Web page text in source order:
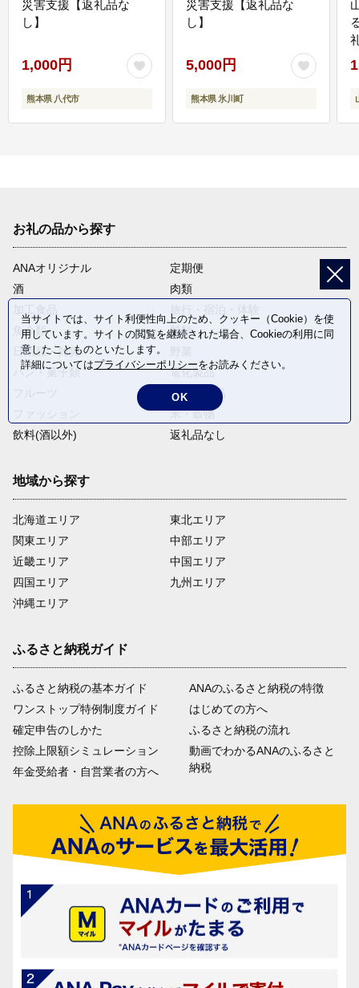
災害支援【返礼品な
し】
1,000円
熊本県 八代市
災害支援【返礼品な
し】
5,000円
熊本県 氷川町
お礼の品から探す
ANAオリジナル
定期便
酒
肉類
魚介類
麺類
日用品・雑貨
パン・菓子類
電化製品
卵・乳製品
米・穀物
飲料(酒以外)
返礼品なし
地域から探す
北海道エリア
関東エリア
近畿エリア
四国エリア
沖縄エリア
東北エリア
中部エリア
中国エリア
九州エリア
ふるさと納税ガイド
ふるさと納税の基本ガイド
ワンストップ特例制度ガイド
確定申告のしかた
控除上限額シミュレーション
年金受給者・自営業者の方へ
ANAのふるさと納税の特徴
はじめての方へ
ふるさと納税の流れ
動画でわかるANAのふるさと
納税
当サイトでは、サイト利便性向上のため、クッキー（Cookie）を使
用しています。サイトの閲覧を継続された場合、Cookieの利用に同
意したことものといたします。
詳細についてはプライバシーポリシーをお読みください。
OK